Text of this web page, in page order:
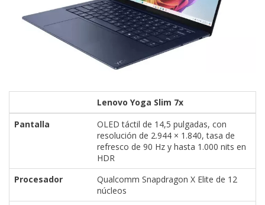
Lenovo Yoga Slim 7x
Pantalla
OLED táctil de 14,5 pulgadas, con
resolución de 2.944 × 1.840, tasa de
refresco de 90 Hz y hasta 1.000 nits en
HDR
Procesador
Qualcomm Snapdragon X Elite de 12
núcleos